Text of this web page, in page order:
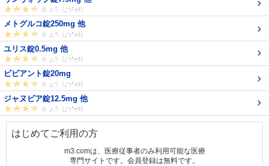
メトグルコ錠250mg 他
ユリス錠0.5mg 他
ビビアント錠20mg
ジャヌビア錠12.5mg 他
はじめてご利用の方
m3.comは、医療従事者のみ利用可能な医療
専門サイトです。会員登録は無料です。